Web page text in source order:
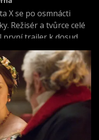
X se po osmnácti
Režisér a tvůrce celé
první trailer k dosud
X: Chci uvěřit.